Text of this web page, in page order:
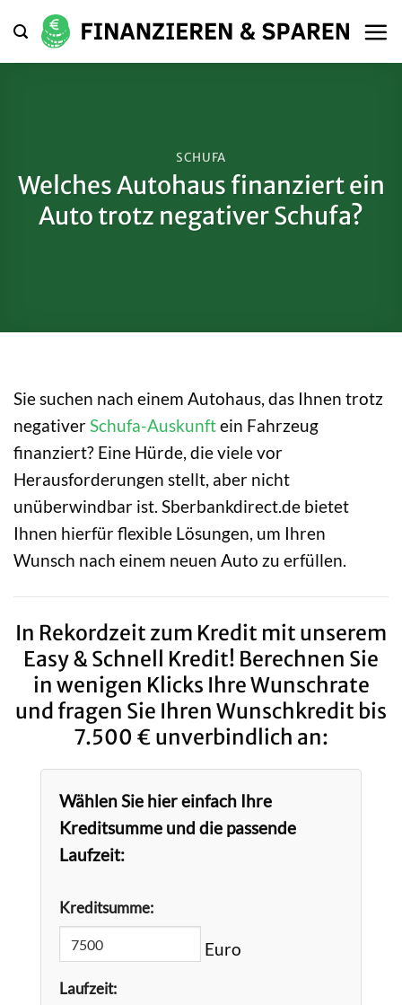
Inhalt
springen
SCHUFA
Welches Autohaus finanziert ein
Auto trotz negativer Schufa?
Sie suchen nach einem Autohaus, das Ihnen trotz
negativerSchufa-Auskunftein Fahrzeug
finanziert? Eine Hürde, die viele vor
Herausforderungen stellt, aber nicht
unüberwindbar ist. Sberbankdirect.de bietet
Ihnen hierfür flexible Lösungen, um Ihren
Wunsch nach einem neuen Auto zu erfüllen.
In Rekordzeit zum Kredit mit unserem
Easy & Schnell Kredit! Berechnen Sie
in wenigen Klicks Ihre Wunschrate
und fragen Sie Ihren Wunschkredit bis
7.500 € unverbindlich an:
Wählen Sie hier einfach Ihre
Kreditsumme und die passende
Laufzeit:
Kreditsumme:
Euro
Laufzeit: